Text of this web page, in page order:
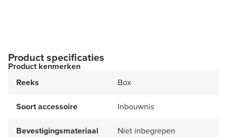
Product specificaties
Product kenmerken
Reeks
Box
Soort accessoire Inbouwnis
Bevestigingsmateriaal Niet inbegrepen